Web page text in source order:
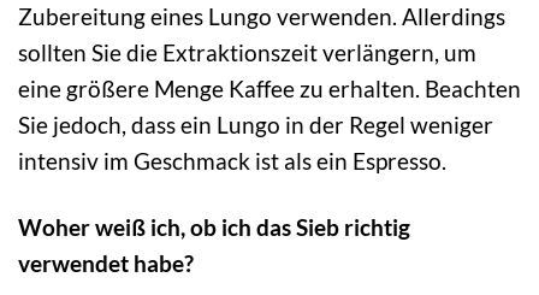
Zubereitung eines Lungo verwenden. Allerdings
sollten Sie die Extraktionszeit verlängern, um
eine größere Menge Kaffee zu erhalten. Beachten
Sie jedoch, dass ein Lungo in der Regel weniger
intensiv im Geschmack ist als ein Espresso.
Woher weiß ich, ob ich das Sieb richtig
verwendet habe?